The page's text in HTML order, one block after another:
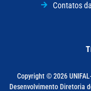
Contatos
Copyright © 2026
Desenvolvimento Diretoria